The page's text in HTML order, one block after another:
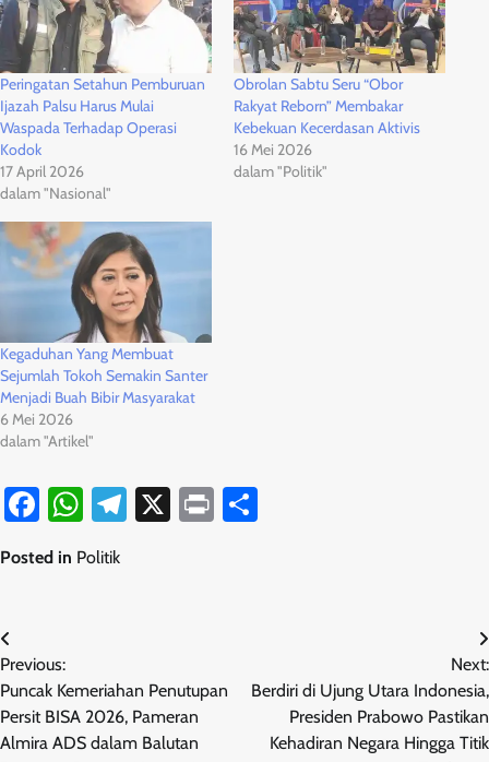
Peringatan Setahun Pemburuan
Ijazah Palsu Harus Mulai
Waspada Terhadap Operasi
Kodok
17 April 2026
dalam "Nasional"
Obrolan Sabtu Seru “Obor
Rakyat Reborn” Membakar
Kebekuan Kecerdasan Aktivis
16 Mei 2026
dalam "Politik"
Kegaduhan Yang Membuat
Sejumlah Tokoh Semakin Santer
Menjadi Buah Bibir Masyarakat
6 Mei 2026
dalam "Artikel"
Facebook
WhatsApp
Telegram
X Print
Posted in Politik
Navigasi
pos
Previous:
Puncak Kemeriahan Penutupan
Persit BISA 2026, Pameran
Almira ADS dalam Balutan
Next:
Berdiri di Ujung Utara Indonesia,
Presiden Prabowo Pastikan
Kehadiran Negara Hingga Titik